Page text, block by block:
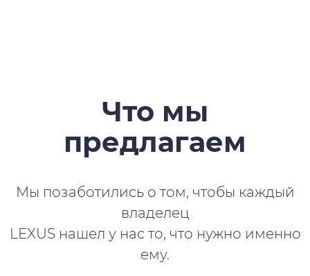
Что мы
предлагаем
Мы позаботились о том, чтобы каждый
владелец
LEXUS нашел у нас то, что нужно именно
ему.